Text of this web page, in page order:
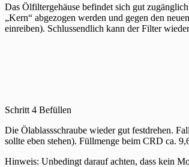
Das Ölfiltergehäuse befindet sich gut
„Kern“ abgezogen werden und gegen den
einreiben). Schlussendlich kann der Filter
Schritt 4 Befüllen
Die Ölablassschraube wieder gut festdrehen.
sollte eben stehen). Füllmenge beim CRD ca.
Hinweis: Unbedingt darauf achten, dass kein